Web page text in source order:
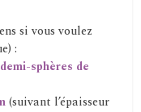
si vous voulez
:
sphères de
(suivant l’épaisseur